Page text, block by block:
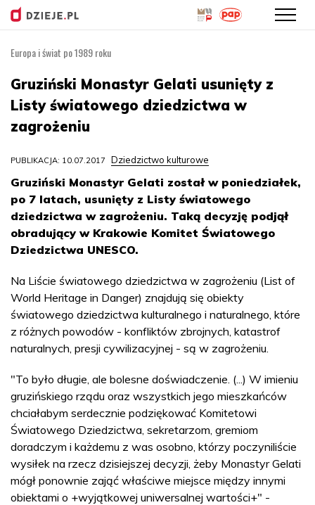
treści
Europa i świat po 1989 roku
Gruziński Monastyr Gelati usunięty z
Listy światowego dziedzictwa w
zagrożeniu
PUBLIKACJA: 10.07.2017 Dziedzictwo kulturowe
Gruziński Monastyr Gelati został w poniedziałek,
po 7 latach, usunięty z Listy światowego
dziedzictwa w zagrożeniu. Taką decyzję podjął
obradujący w Krakowie Komitet Światowego
Dziedzictwa UNESCO.
Na Liście światowego dziedzictwa w zagrożeniu (List of
World Heritage in Danger) znajdują się obiekty
światowego dziedzictwa kulturalnego i naturalnego, które
z różnych powodów - konfliktów zbrojnych, katastrof
naturalnych, presji cywilizacyjnej - są w zagrożeniu.
"To było długie, ale bolesne doświadczenie. (...) W imieniu
gruzińskiego rządu oraz wszystkich jego mieszkańców
chciałabym serdecznie podziękować Komitetowi
Światowego Dziedzictwa, sekretarzom, gremiom
doradczym i każdemu z was osobno, którzy poczyniliście
wysiłek na rzecz dzisiejszej decyzji, żeby Monastyr Gelati
mógł ponownie zająć właściwe miejsce między innymi
obiektami o +wyjątkowej uniwersalnej wartości+" -